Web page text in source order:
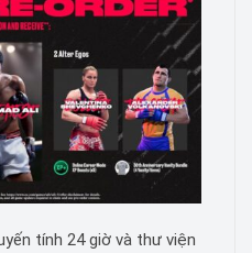
tính 24 giờ và thư viện